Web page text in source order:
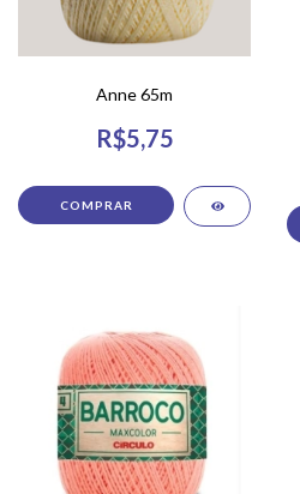
Anne 65m
R$5,75